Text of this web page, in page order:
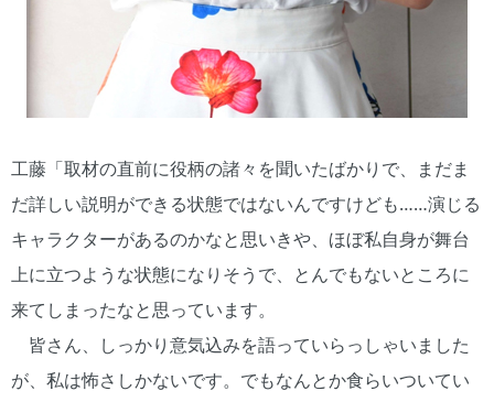
工藤「取材の直前に役柄の諸々を聞いたばかりで、まだま
だ詳しい説明ができる状態ではないんですけども……演じる
キャラクターがあるのかなと思いきや、ほぼ私自身が舞台
上に立つような状態になりそうで、とんでもないところに
来てしまったなと思っています。
皆さん、しっかり意気込みを語っていらっしゃいました
が、私は怖さしかないです。でもなんとか食らいついてい